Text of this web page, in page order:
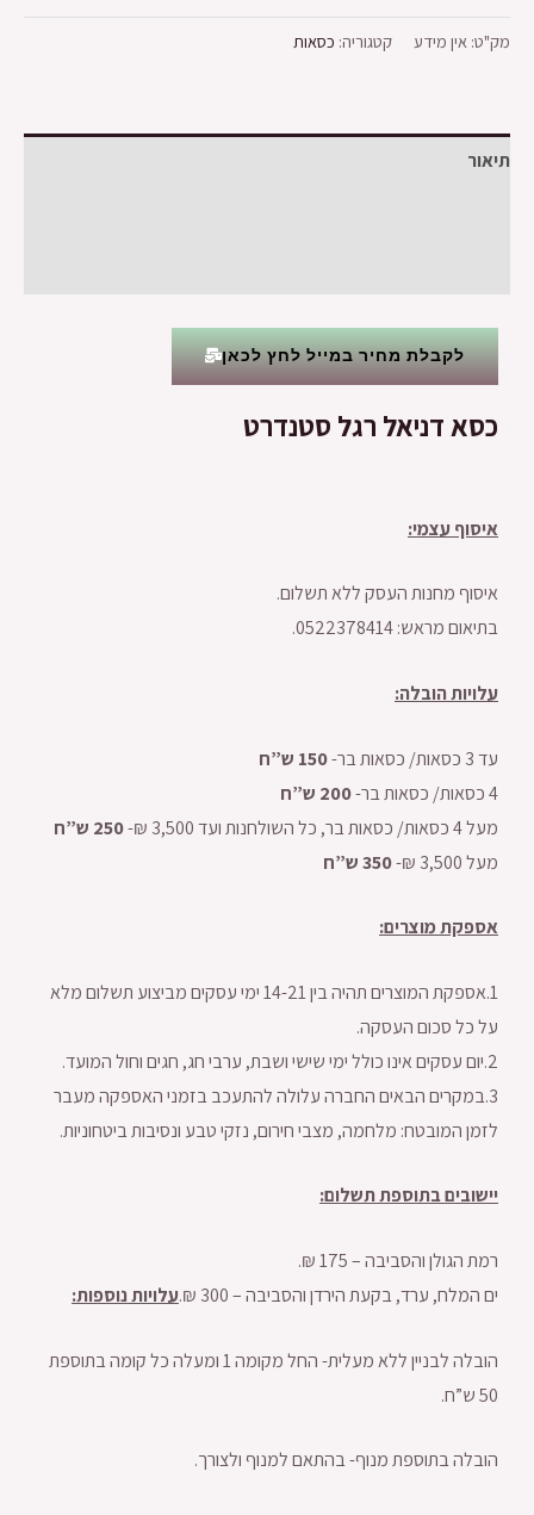
מק"ט: אין מידע קטגוריה: כסאות
תיאור
לקבלת מחיר במייל לחץ לכאן
כסא דניאל רגל סטנדרט
איסוף עצמי:
איסוף מחנות העסק ללא תשלום.
בתיאום מראש: 0522378414.
עלויות הובלה:
עד 3 כסאות/ כסאות בר-
150 ש”ח
4 כסאות/ כסאות בר-
200 ש”ח
מעל 4 כסאות/ כסאות בר, כל השולחנות ועד 3,500 ₪-
250 ש”ח
מעל 3,500 ₪-
אספקת מוצרים:
1.אספקת המוצרים תהיה בין 14-21 ימי עסקים מביצוע תשלום מלא
על כל סכום העסקה.
2.יום עסקים אינו כולל ימי שישי ושבת, ערבי חג, חגים וחול המועד.
3.במקרים הבאים החברה עלולה להתעכב בזמני האספקה מעבר
לזמן המובטח: מלחמה, מצבי חירום, נזקי טבע ונסיבות ביטחוניות.
יישובים בתוספת תשלום:
רמת הגולן והסביבה – 175 ₪.
ים המלח, ערד, בקעת הירדן והסביבה – 300 ₪.
עלויות נוספות:
הובלה לבניין ללא מעלית- החל מקומה 1 ומעלה כל קומה בתוספת
50 ש”ח.
הובלה בתוספת מנוף- בהתאם למנוף ולצורך.